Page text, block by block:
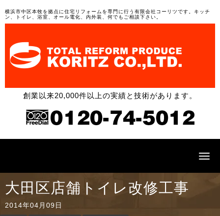
横浜市中区本牧を拠点に住宅リフォームを専門に行う有限会社コーリツです。キッチ
ン、トイレ、浴室、オール電化、内外装、何でもご相談下さい。
創業以来20,000件以上の実績と技術があります。
N
v
大田区店舗トイレ改修工事
2014年04月09日